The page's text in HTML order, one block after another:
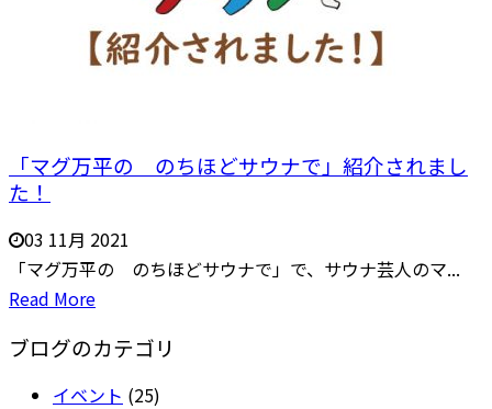
「マグ万平の のちほどサウナで」紹介されまし
た！
03 11月 2021
「マグ万平の のちほどサウナで」で、サウナ芸人のマ...
Read More
ブログのカテゴリ
イベント (25)